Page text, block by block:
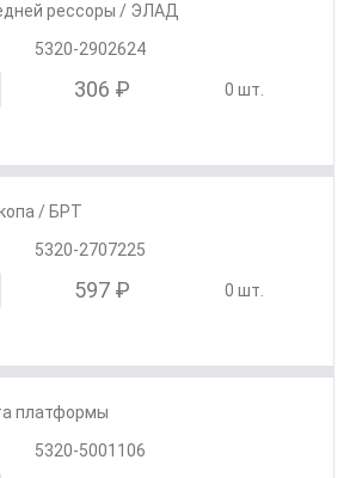
рессоры / ЭЛАД
5320-2902624
306 ₽ 0 шт.
/ БРТ
5320-2707225
597 ₽ 0 шт.
платформы
5320-5001106